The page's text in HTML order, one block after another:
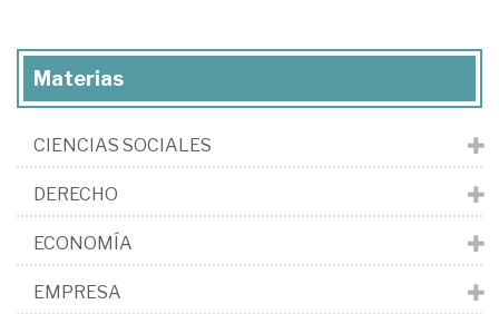
Materias
CIENCIAS SOCIALES
DERECHO
ECONOMÍA
EMPRESA